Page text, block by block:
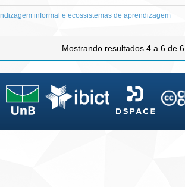
informal e ecossistemas de aprendizagem
Mostrando resultados 4 a 6 de 6